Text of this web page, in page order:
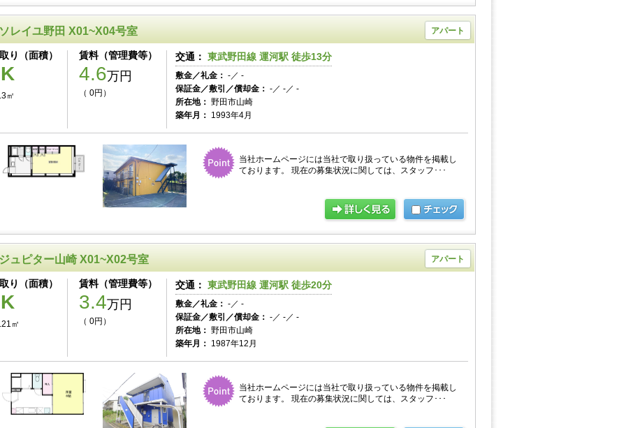
レイユ野田 X01~X04号室 アパート
り（面積）
㎡
賃料（管理費等）
4.6万円
（ 0円）
交通： 東武野田線 運河駅 徒歩13分
敷金／礼金： -／ -
保証金／敷引／償却金： -／ -／ -
所在地： 野田市山崎
築年月： 1993年4月
当社ホームページには当社で取り扱っている物件を掲載し
ております。 現在の募集状況に関しては、スタッフ･･･
ュピター山崎 X01~X02号室 アパート
り（面積）
㎡
賃料（管理費等）
3.4万円
（ 0円）
交通： 東武野田線 運河駅 徒歩20分
敷金／礼金： -／ -
保証金／敷引／償却金： -／ -／ -
所在地： 野田市山崎
築年月： 1987年12月
当社ホームページには当社で取り扱っている物件を掲載し
ております。 現在の募集状況に関しては、スタッフ･･･